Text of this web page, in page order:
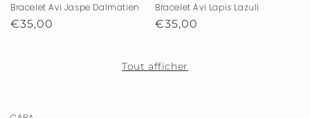
Bracelet Avi Jaspe Dalmatien
Prix
€35,00
Bracelet Avi Lapis Lazuli
Prix
€35,00
Tout afficher